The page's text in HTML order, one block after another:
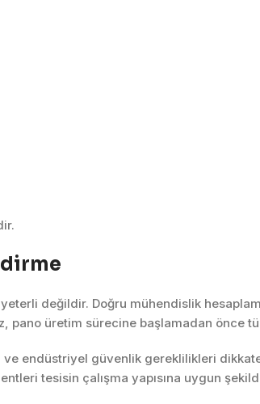
değildir. Doğru mühendislik
pano üretim sürecine başlamadan önce
ve endüstriyel güvenlik gereklilikleri
tesisin çalışma yapısına uygun